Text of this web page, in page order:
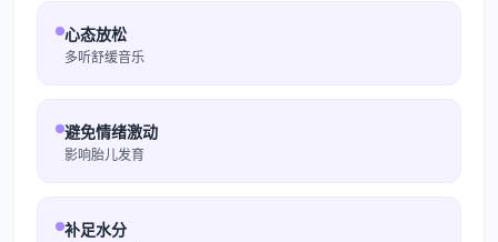
心态放松
多听舒缓音乐
避免情绪激动
影响胎儿发育
补足水分